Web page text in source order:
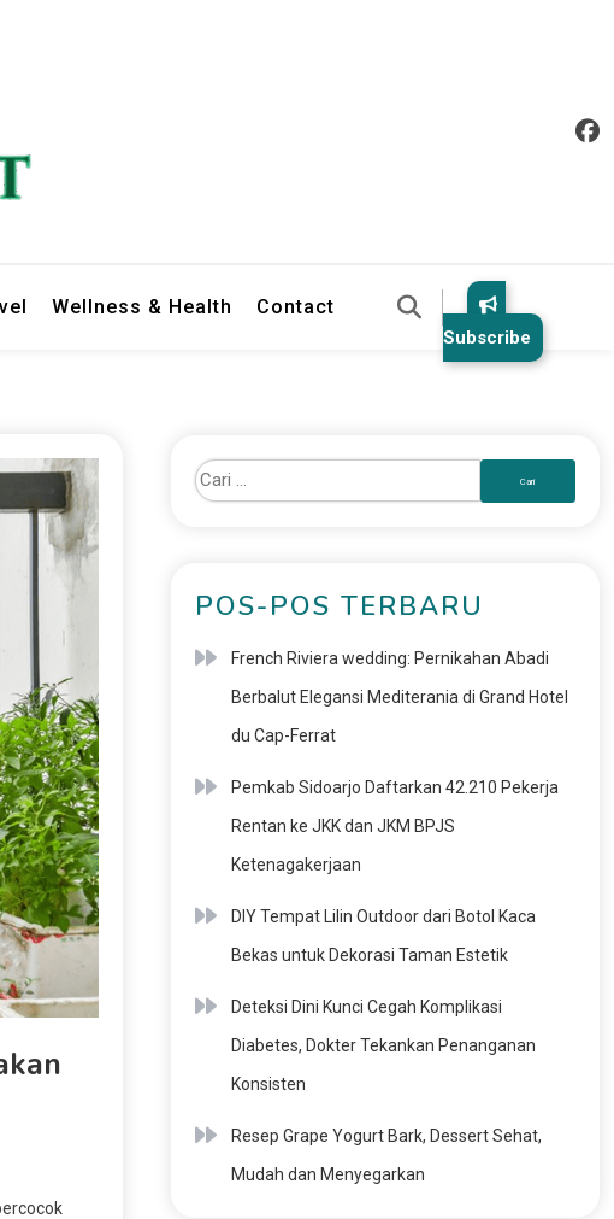
Wellness & Health Contact
Subscribe
POS-POS TERBARU
French Riviera wedding: Pernikahan Abadi
Berbalut Elegansi Mediterania di Grand Hotel
du Cap-Ferrat
Pemkab Sidoarjo Daftarkan 42.210 Pekerja
Rentan ke JKK dan JKM BPJS
Ketenagakerjaan
DIY Tempat Lilin Outdoor dari Botol Kaca
Bekas untuk Dekorasi Taman Estetik
Deteksi Dini Kunci Cegah Komplikasi
Diabetes, Dokter Tekankan Penanganan
Konsisten
Resep Grape Yogurt Bark, Dessert Sehat,
Mudah dan Menyegarkan